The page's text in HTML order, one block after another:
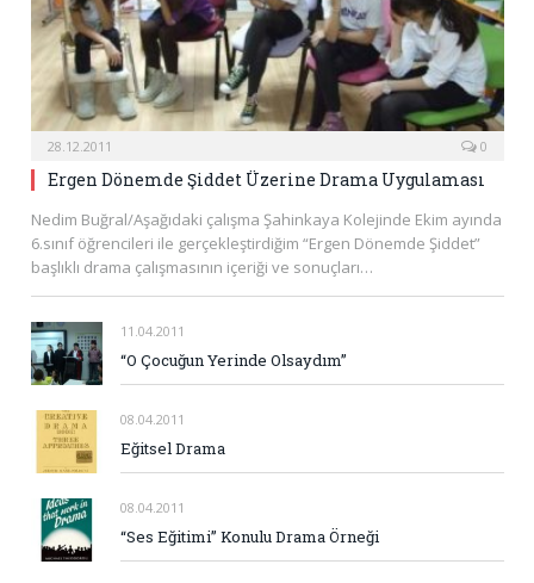
28.12.2011 0
Ergen Dönemde Şiddet Üzerine Drama Uygulaması
Nedim Buğral/Aşağıdaki çalışma Şahinkaya Kolejinde Ekim ayında
6.sınıf öğrencileri ile gerçekleştirdiğim “Ergen Dönemde Şiddet”
başlıklı drama çalışmasının içeriği ve sonuçları…
11.04.2011
“O Çocuğun Yerinde Olsaydım”
08.04.2011
Eğitsel Drama
08.04.2011
“Ses Eğitimi” Konulu Drama Örneği